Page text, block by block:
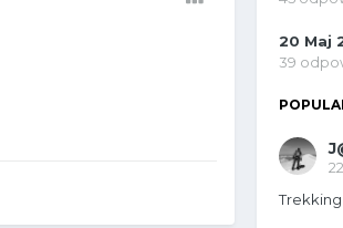
20 Maj
39
Trekking